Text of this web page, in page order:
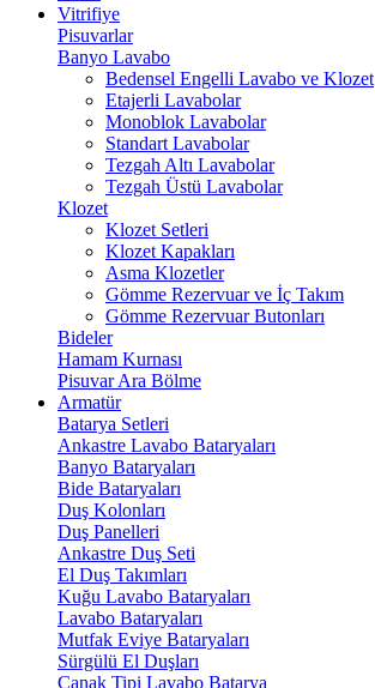
Vitrifiye
Pisuvarlar
Banyo Lavabo
Bedensel Engelli Lavabo ve Klozet
Etajerli Lavabolar
Monoblok Lavabolar
Standart Lavabolar
Tezgah Altı Lavabolar
Tezgah Üstü Lavabolar
Klozet
Klozet Setleri
Klozet Kapakları
Asma Klozetler
Gömme Rezervuar ve İç Takım
Gömme Rezervuar Butonları
Bideler
Hamam Kurnası
Pisuvar Ara Bölme
Armatür
Batarya Setleri
Ankastre Lavabo Bataryaları
Banyo Bataryaları
Bide Bataryaları
Duş Kolonları
Duş Panelleri
Ankastre Duş Seti
El Duş Takımları
Kuğu Lavabo Bataryaları
Lavabo Bataryaları
Mutfak Eviye Bataryaları
Sürgülü El Duşları
Çanak Tipi Lavabo Batarya